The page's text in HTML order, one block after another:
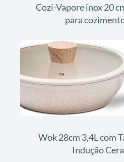
Cozi-Vapore inox 20
para
Wok 28cm 3,4L com
Indução